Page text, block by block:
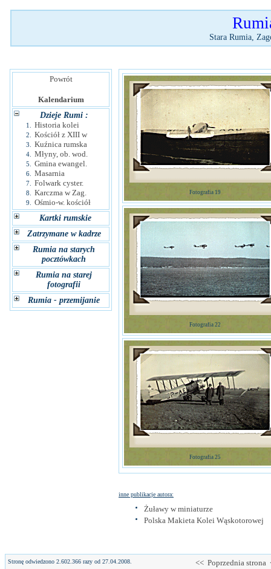
Stara Rumia,
Powrót
Kalendarium
Dzieje Rumi :
1. Historia kolei
2. Kościół z XIII w
3. Kuźnica rumska
4. Młyny, ob. wod.
5. Gmina ewangel.
6. Masarnia
7. Folwark cyster.
8. Karczma w Zag.
9.
Ośmio-w. kościół
Kartki rumskie
Zatrzymane w kadrze
Rumia na starych
pocztówkach
Rumia na starej
fotografii
Rumia - przemijanie
Fotografia 19
Fotografia 22
Fotografia 25
inne publikacje autora:
Żuławy w miniaturze
Polska Makieta Kolei Wąskotorowej
Stronę odwiedzono 2.602.366 razy od 27.04.2008. << Poprzednia strona